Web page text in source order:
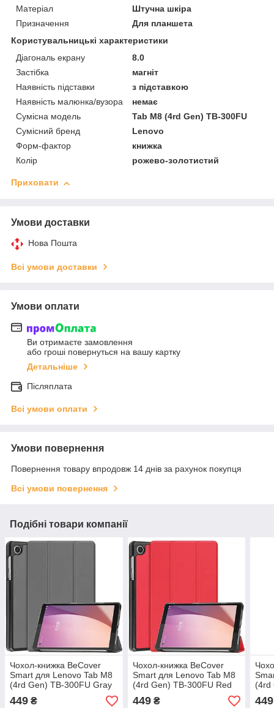
Матеріал
Штучна шкіра
Призначення
Для планшета
Користувальницькі характеристики
Діагональ екрану
8.0
Застібка
магніт
Наявність підставки
з підставкою
Наявність малюнка/вузора
немає
Сумісна модель
Tab M8 (4rd Gen) TB-300FU
Сумісний бренд
Lenovo
Форм-фактор
книжка
Колір
рожево-золотистий
Приховати
Умови доставки
Нова Пошта
Всі умови доставки
Умови оплати
Ви отримаєте замовлення
або гроші повернуться на вашу картку
Детальніше
Післяплата
Всі умови оплати
Умови повернення
Повернення товару впродовж 14 днів за рахунок покупця
Всі умови повернення
Подібні товари компанії
Чохол-книжка BeCover
Smart для Lenovo Tab M8
(4rd Gen) TB-300FU Gray
(709212)
449 ₴
Чохол-книжка BeCover
Smart для Lenovo Tab M8
(4rd Gen) TB-300FU Red
(709213)
449₴
(4rd
449